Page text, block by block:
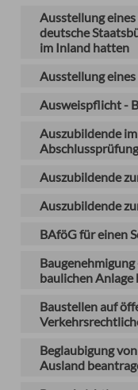
Ausstellung
deutsche
im Inland hatten
Ausstellung
Ausweispflicht -
Auszubildende
Auszubildende
Auszubildende
BAföG für einen
baulichen Anlage
Baustellen auf
Beglaubigung
Ausland